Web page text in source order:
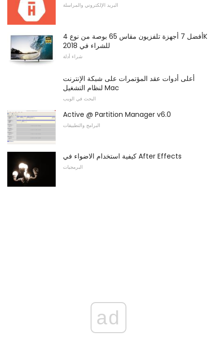
البريد الإلكتروني والمراسلة
أفضل 7 أجهزة تلفزيون مقاس 65 بوصة من نوع 4K
للشراء في 2018
شراء أدلة
أعلى أدوات عقد المؤتمرات على شبكة الإنترنت
لنظام التشغيل Mac
البحث في الويب
Active @ Partition Manager v6.0
البرامج والتطبيقات
كيفية استخدام الاضواء في After Effects
البرمجيات
ad